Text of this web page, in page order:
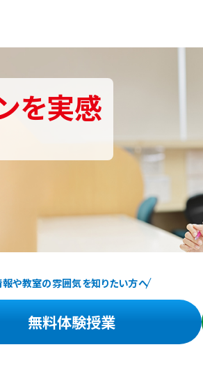
を実感
や教室の雰囲気を知りたい方へ
無料体験授業